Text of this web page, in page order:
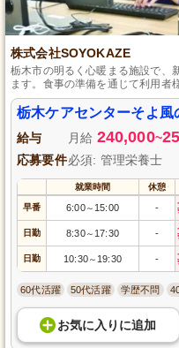
株式会社SOYOKAZE
栃木市の明るく心暖まる施設で、
ます。食事の準備を通じて利用者
す。未経験でも安心してスタート
り、イベント食の企画や衛生管理
施設で、あなたも一緒に成長しま
栃木ケアセンターそよ風
給与 月給 240,000~
応募要件必須: 管理栄養士
就業時間 休憩
早番 6:00～ 15:00 -
日勤 8:30～ 17:30 -
日勤 10:30～ 19:30 -
60代活躍 50代活躍 学歴不問
お気に入り に追加